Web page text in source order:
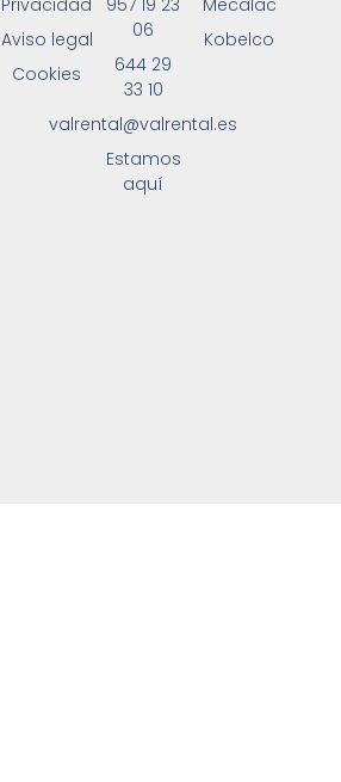
06
644 29
33 10
valrental@valrental.es
Estamos
aquí
Aviso legal
Cookies
Kobelco